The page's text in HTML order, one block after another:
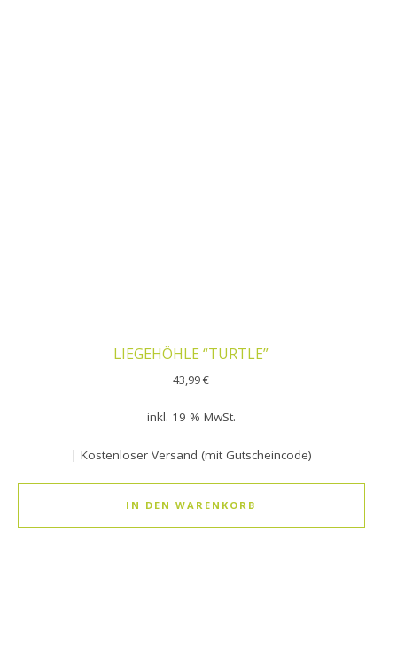
LIEGEHÖHLE “TURTLE”
43,99€
inkl. 19 % MwSt.
| Kostenloser Versand (mit Gutscheincode)
IN DEN WARENKORB